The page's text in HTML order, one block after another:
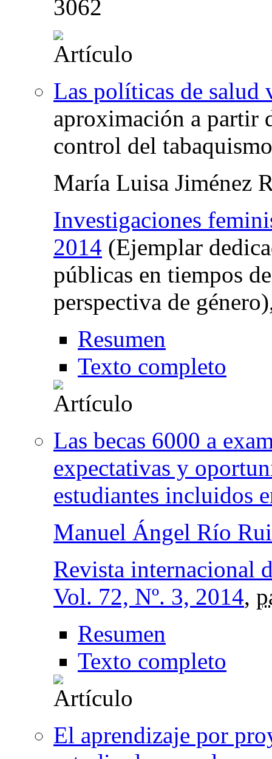
3062
Las políticas de salud
aproximación a partir
control del tabaquismo
María Luisa Jiménez
Investigaciones
2014 (Ejemplar
públicas en tiempos
perspectiva de
Resumen
Texto completo
Las becas 6000 a
expectativas y
estudiantes incluidos
Manuel Ángel Río
Revista internacional
Vol. 72, Nº. 3, 2014,
Resumen
Texto completo
El aprendizaje por